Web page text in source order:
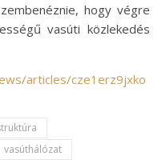
hogy végre
vasúti közlekedés
articles/cze1erz9jxko
vasúthálózat